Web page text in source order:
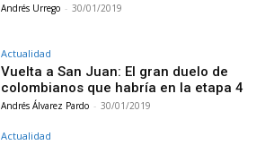
Andrés Urrego - 30/01/2019
Actualidad
Vuelta a San Juan: El gran duelo de
colombianos que habría en la etapa 4
Andrés Álvarez Pardo - 30/01/2019
Actualidad